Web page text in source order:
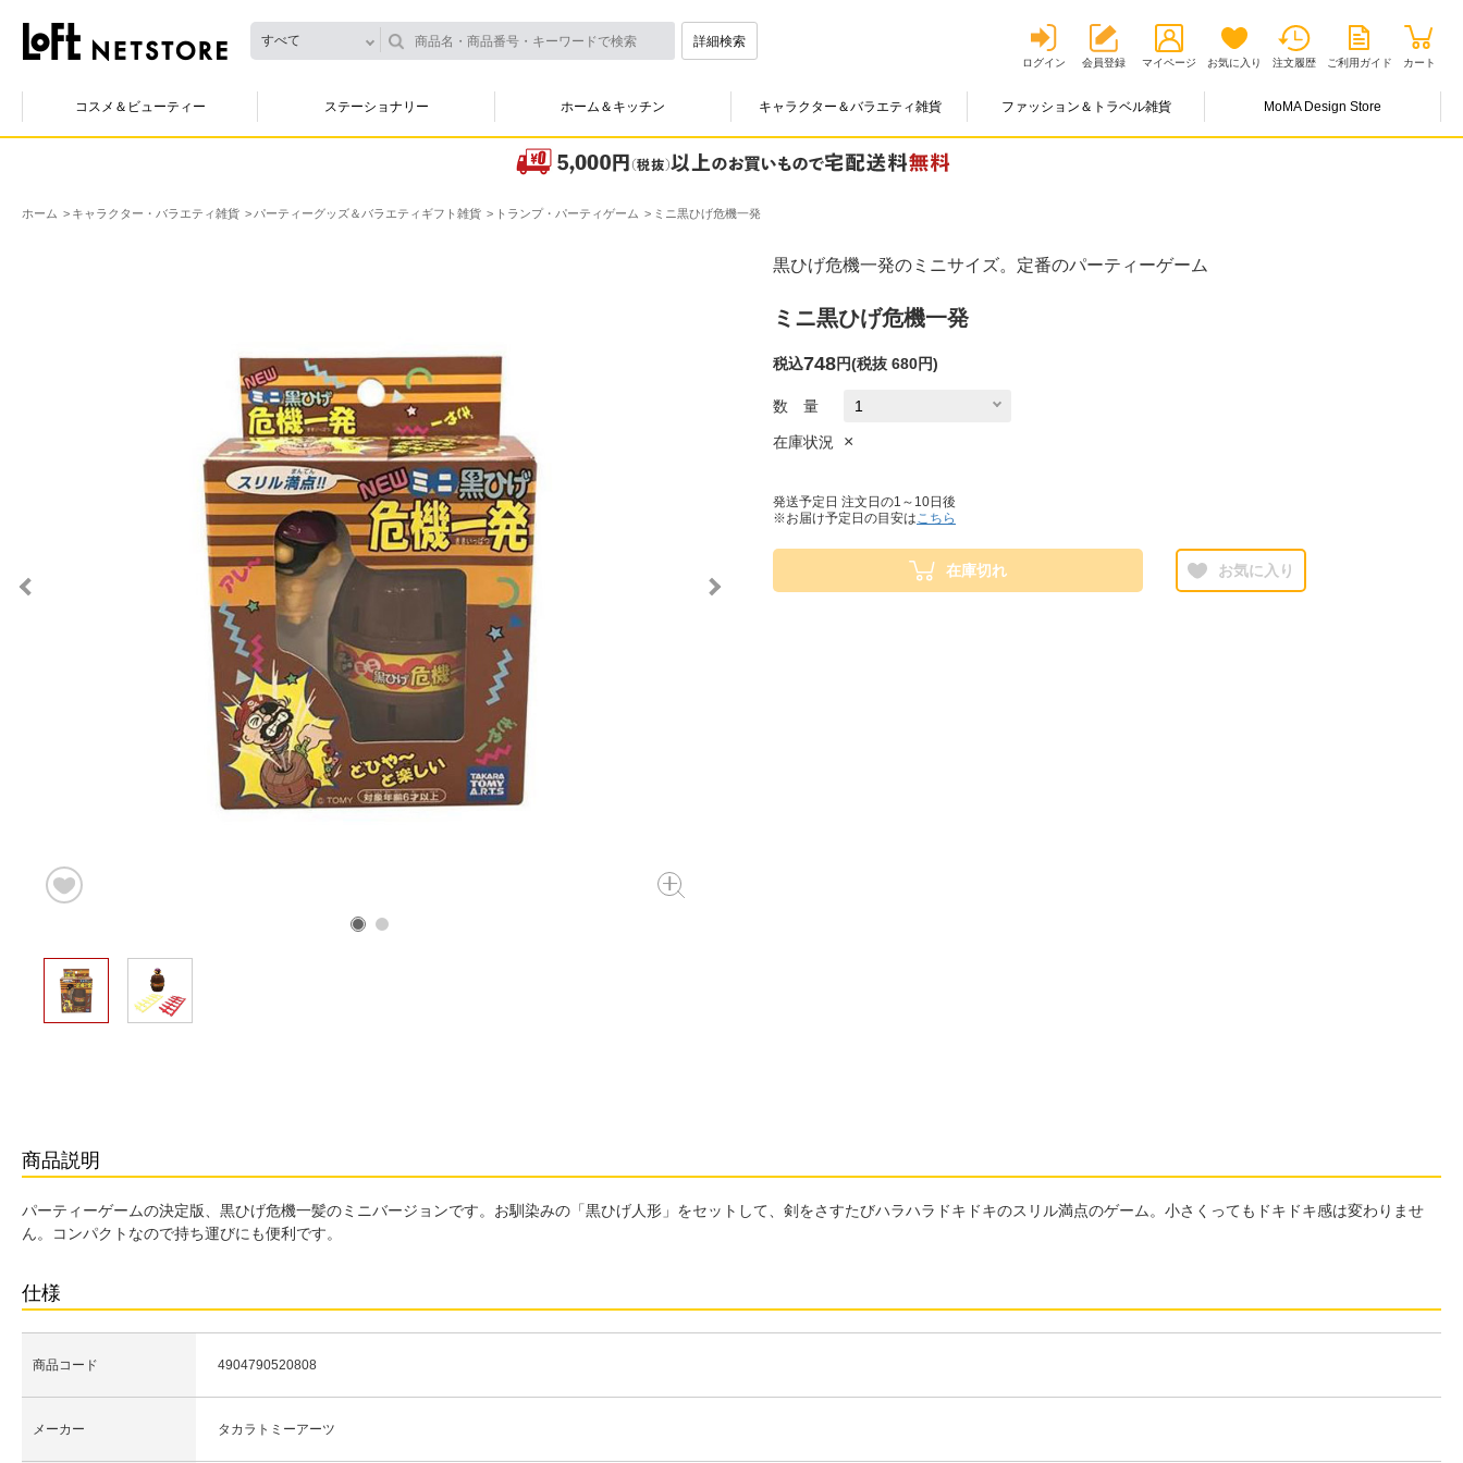
すべて 詳細検索
ログイン 会員登録 マイページ お気に入り 注文履歴 ご利用ガイド カート
コスメ＆ビューティー ステーショナリー ホーム＆キッチン キャラクター＆バラエティ雑貨 ファッション＆トラベル雑貨 MoMA Design Store
ホーム キャラクター・バラエティ雑貨 パーティーグッズ＆バラエティギフト雑貨 トランプ・パーティゲーム ミニ黒ひげ危機一発
黒ひげ危機一発のミニサイズ。定番のパーティーゲーム
ミニ黒ひげ危機一発
税込748円(税抜 680円)
数 量
在庫状況 ×
発送予定日 注文日の1～10日後
※お届け予定日の目安はこちら
在庫切れ お気に入り
商品説明
パーティーゲームの決定版、黒ひげ危機一髪のミニバージョンです。お馴染みの「黒ひげ人形」をセットして、剣をさすたびハラハラドキドキのスリル満点のゲーム。小さくってもドキドキ感は変わりませ
ん。コンパクトなので持ち運びにも便利です。
仕様
商品コード 4904790520808
メーカー タカラトミーアーツ